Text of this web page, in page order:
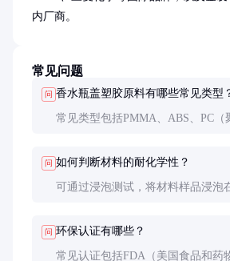
内厂商。
常见问题
问 香水瓶盖塑胶原料有哪些常见类型
常见类型包括PMMA、ABS、PC（
问 如何判断材料的耐化学性？
可通过浸泡测试，将材料样品浸泡
问 环保认证有哪些？
常见认证包括FDA（美国食品和药